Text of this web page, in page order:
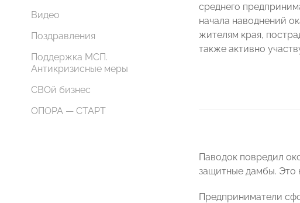
Видео
Поздравления
Поддержка МСП.
Антикризисные меры
СВОй бизнес
ОПОРА — СТАРТ
среднего
начала наводнений
жителям края,
также активно
Паводок повредил
защитные дамбы. Это
Предприниматели